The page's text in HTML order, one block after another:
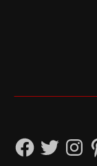
FacebookTwitter